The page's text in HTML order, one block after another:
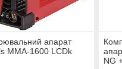
апарат
MMA-1600 LCDk
NG